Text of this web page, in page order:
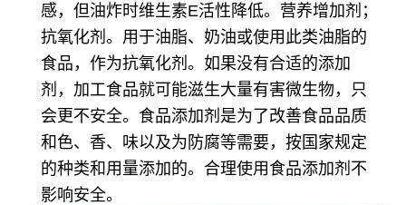
感，但油炸时维生素E活性降低。 营养增加剂；
抗氧化剂。用于油脂、奶油或使用此类油脂的
食品，作为抗氧化剂。如果没有合适的添加
剂，加工食品就可能滋生大量有害微生物，只
会更不安全。食品添加剂是为了改善食品品质
和色、香、味以及为防腐等需要，按国家规定
的种类和用量添加的。合理使用食品添加剂不
影响安全。